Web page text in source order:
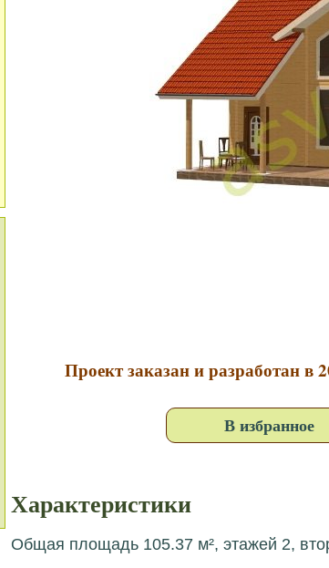
Проект заказан и разработан в
В избранное
Характеристики
Общая площадь 105.37 м², этажей 2,